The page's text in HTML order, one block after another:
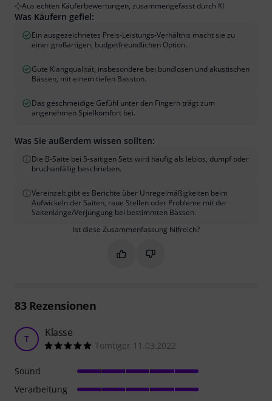
Aus echten Käuferbewertungen, zusammengefasst durch KI
Was Käufern gefiel:
Ein ausgezeichnetes Preis-Leistungs-Verhältnis macht sie zu
einer großartigen, budgetfreundlichen Option.
Gute Klangqualität, insbesondere bei bundlosen und akustischen
Bässen, mit einem tiefen Basston.
Das geschmeidige Gefühl unter den Fingern trägt zum
angenehmen Spielkomfort bei.
Was Sie außerdem wissen sollten:
Die B-Saite bei 5-saitigen Sets wird häufig als leblos, dumpf oder
bruchanfällig beschrieben.
Vereinzelt gibt es Berichte über Unregelmäßigkeiten beim
Aufwickeln der Saiten, raue Stellen oder Probleme mit der
Saitenlänge/Verjüngung bei bestimmten Bässen.
Ist diese Zusammenfassung hilfreich?
Markieren Sie diese
Markieren Sie diese
83Rezensionen
T Klasse
Tomtiger 11.03.2022
Sound
Verarbeitung